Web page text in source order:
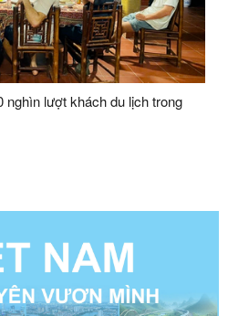
nghìn lượt khách du lịch trong